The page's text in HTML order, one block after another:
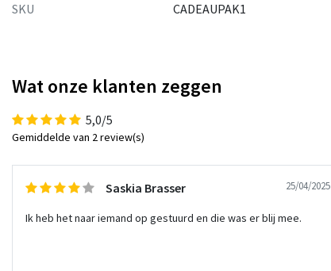
SKU
CADEAUPAK1
Wat onze klanten zeggen
5,0/5
Gemiddelde van 2 review(s)
Saskia Brasser 25/04/2025
Ik heb het naar iemand op gestuurd en die was er blij mee.